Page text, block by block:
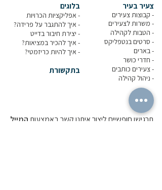
בלוגים
- אפליקציות הכרויות
- איך להתגבר על פרידה?
- יצירת חיבור בדייט
- איך להכיר במציאות?
- איך להיות כריזמטי?
בתקשורת
צעיר בעיר
- קבוצות צעירים
- משרות לצעירים
- הטבות לקהילה
- סרטים בנטפליקס
- בארים
- חדרי כושר
-צעירים כותבים
- ניהול קהילה
תרגישו חופשיים ליצור איתנו קשר באמצעות המייל